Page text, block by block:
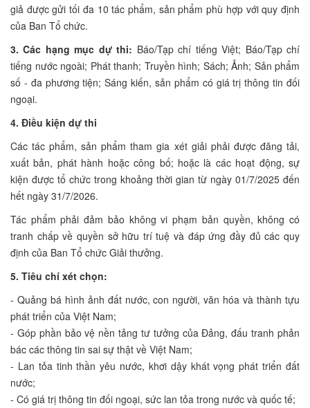
giả được gửi tối đa 10 tác phẩm, sản phẩm phù hợp với quy định
của Ban Tổ chức.
3. Các hạng mục dự thi: Báo/Tạp chí tiếng Việt; Báo/Tạp chí
tiếng nước ngoài; Phát thanh; Truyền hình; Sách; Ảnh; Sản phẩm
số - đa phương tiện; Sáng kiến, sản phẩm có giá trị thông tin đối
ngoại.
4. Điều kiện dự thi
Các tác phẩm, sản phẩm tham gia xét giải phải được đăng tải,
xuất bản, phát hành hoặc công bố; hoặc là các hoạt động, sự
kiện được tổ chức trong khoảng thời gian từ ngày 01/7/2025 đến
hết ngày 31/7/2026.
Tác phẩm phải đảm bảo không vi phạm bản quyền, không có
tranh chấp về quyền sở hữu trí tuệ và đáp ứng đầy đủ các quy
định của Ban Tổ chức Giải thưởng.
5. Tiêu chí xét chọn:
- Quảng bá hình ảnh đất nước, con người, văn hóa và thành tựu
phát triển của Việt Nam;
- Góp phần bảo vệ nền tảng tư tưởng của Đảng, đấu tranh phản
bác các thông tin sai sự thật về Việt Nam;
- Lan tỏa tinh thần yêu nước, khơi dậy khát vọng phát triển đất
nước;
- Có giá trị thông tin đối ngoại, sức lan tỏa trong nước và quốc tế;